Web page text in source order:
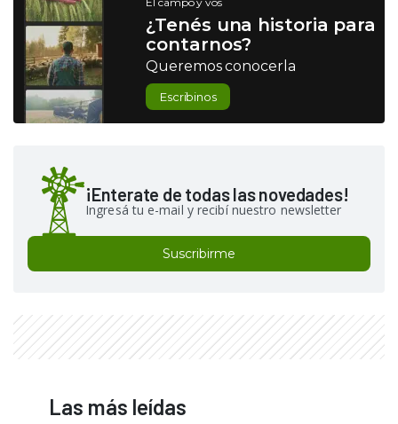
¿Tenés una historia para
contarnos?
Queremos conocerla
Escribinos
¡Enterate de todas las novedades!
Ingresá tu e-mail y recibí nuestro newsletter
Suscribirme
Las más leídas